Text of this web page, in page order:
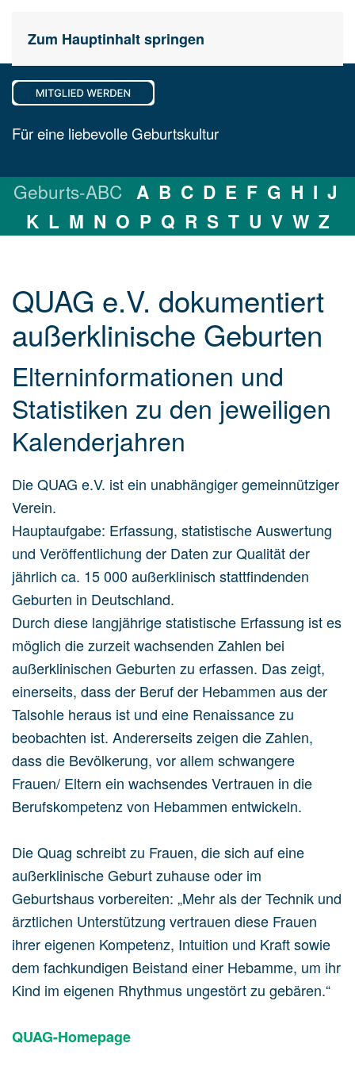
Zum Hauptinhalt springen
Für eine liebevolle Geburtskultur
Geburts-ABC A B C D E F G H I J
K L M N O P Q R S T U V W Z
QUAG e.V. dokumentiert
außerklinische Geburten
Elterninformationen und
Statistiken zu den jeweiligen
Kalenderjahren
Die QUAG e.V. ist ein unabhängiger gemeinnütziger
Verein.
Hauptaufgabe: Erfassung, statistische Auswertung
und Veröffentlichung der Daten zur Qualität der
jährlich ca. 15 000 außerklinisch stattfindenden
Geburten in Deutschland.
Durch diese langjährige statistische Erfassung ist es
möglich die zurzeit wachsenden Zahlen bei
außerklinischen Geburten zu erfassen. Das zeigt,
einerseits, dass der Beruf der Hebammen aus der
Talsohle heraus ist und eine Renaissance zu
beobachten ist. Andererseits zeigen die Zahlen,
dass die Bevölkerung, vor allem schwangere
Frauen/ Eltern ein wachsendes Vertrauen in die
Berufskompetenz von Hebammen entwickeln.
Die Quag schreibt zu Frauen, die sich auf eine
außerklinische Geburt zuhause oder im
Geburtshaus vorbereiten: „Mehr als der Technik und
ärztlichen Unterstützung vertrauen diese Frauen
ihrer eigenen Kompetenz, Intuition und Kraft sowie
dem fachkundigen Beistand einer Hebamme, um ihr
Kind im eigenen Rhythmus ungestört zu gebären.“
QUAG-Homepage